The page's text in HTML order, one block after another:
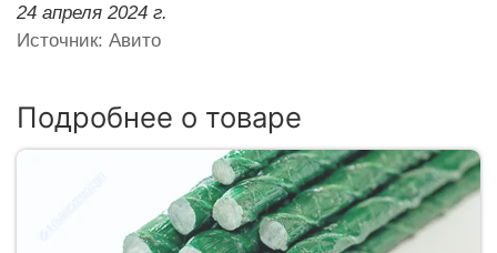
24 апреля 2024 г.
Источник: Авито
Подробнее о товаре